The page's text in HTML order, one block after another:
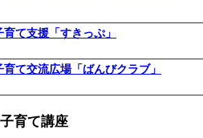
んびクラブ」」 受付期間：2026/08/10
」 受付期間：2026/08/
イベント「おんぷーる de 健康づくり」
クの参加者を募集します」 受付期間
イベント「おんぷーる de 健康づくり」
山際先生の料理教室～
育て支援「すきっぷ」
育て交流広場「ばんびクラブ」
育て講座